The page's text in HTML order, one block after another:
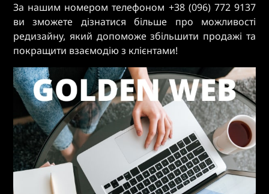
За нашим номером телефоном +38 (096) 772 9137
ви зможете дізнатися більше про можливості
редизайну, який допоможе збільшити продажі та
покращити взаємодію з клієнтами!